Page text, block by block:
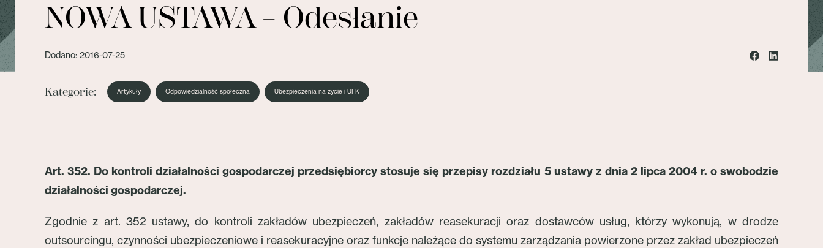
NOWA USTAWA – Odesłanie
Dodano: 2016-07-25
Kategorie: Artykuły Odpowiedzialność społeczna Ubezpieczenia na życie i UFK
Art. 352. Do kontroli działalności gospodarczej przedsiębiorcy stosuje się przepisy rozdziału 5 ustawy z dnia 2 lipca 2004 r. o swobodzie
działalności gospodarczej.
Zgodnie z art. 352 ustawy, do kontroli zakładów ubezpieczeń, zakładów reasekuracji oraz dostawców usług, którzy wykonują, w drodze
outsourcingu, czynności ubezpieczeniowe i reasekuracyjne oraz funkcje należące do systemu zarządzania powierzone przez zakład ubezpieczeń